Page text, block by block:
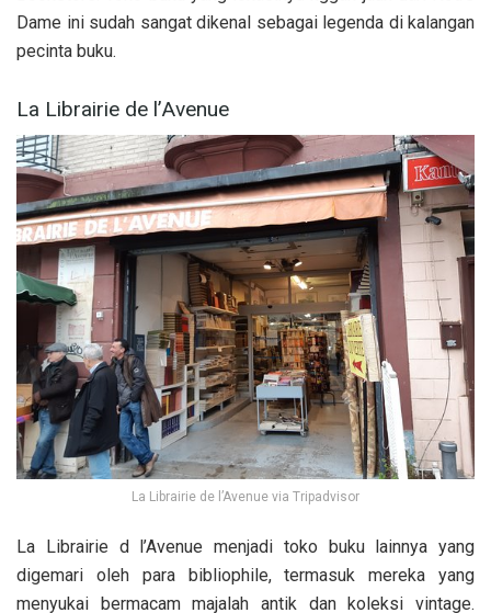
Dame ini sudah sangat dikenal sebagai legenda di kalangan
pecinta buku.
La Librairie de l’Avenue
La Librairie de l’Avenue via Tripadvisor
La Librairie d l’Avenue menjadi toko buku lainnya yang
digemari oleh para bibliophile, termasuk mereka yang
menyukai bermacam majalah antik dan koleksi vintage.